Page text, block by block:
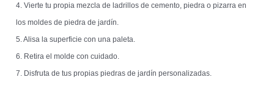
4. Vierte tu propia mezcla de ladrillos de cemento, piedra o pizarra en
los moldes de piedra de jardín.
5. Alisa la superficie con una paleta.
6. Retira el molde con cuidado.
7. Disfruta de tus propias piedras de jardín personalizadas.